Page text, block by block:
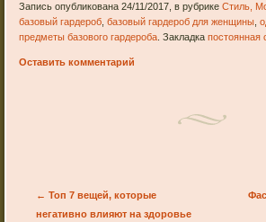
Запись опубликована 24/11/2017, в рубрикеСтиль,
базовый гардероб ,базовый гардероб для женщины ,
предметы базового гардероба . Закладкапостоянная
Оставить комментарий
Post navigation
← Топ 7 вещей, которые
негативно влияют на здоровье